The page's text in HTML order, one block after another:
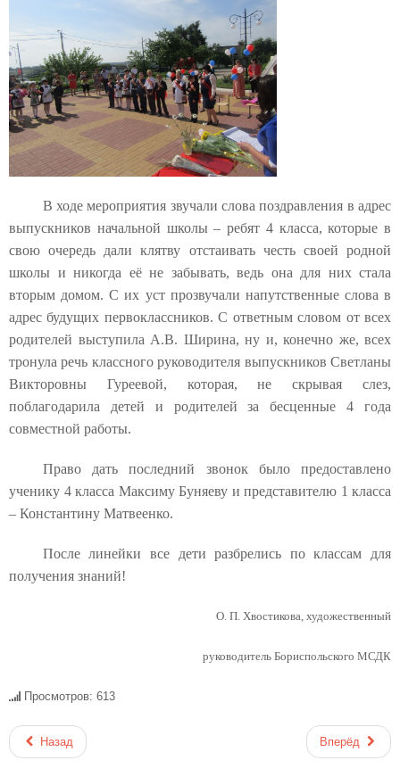
В ходе мероприятия звучали слова поздравления в адрес
выпускников начальной школы – ребят 4 класса, которые в
свою очередь дали клятву отстаивать честь своей родной
школы и никогда её не забывать, ведь она для них стала
вторым домом. С их уст прозвучали напутственные слова в
адрес будущих первоклассников. С ответным словом от всех
родителей выступила А.В. Ширина, ну и, конечно же, всех
тронула речь классного руководителя выпускников Светланы
Викторовны Гуреевой, которая, не скрывая слез,
поблагодарила детей и родителей за бесценные 4 года
совместной работы.
Право дать последний звонок было предоставлено
ученику 4 класса Максиму Буняеву и представителю 1 класса
– Константину Матвеенко.
После линейки все дети разбрелись по классам для
получения знаний!
О. П. Хвостикова, художественный
руководитель Бориспольского МСДК
Просмотров: 613
Назад Вперёд